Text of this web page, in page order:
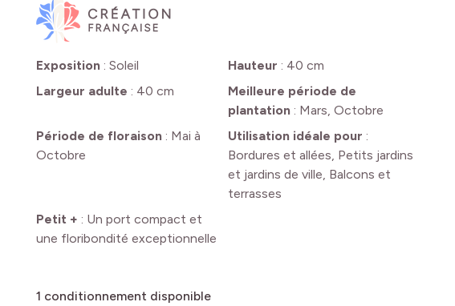
Exposition: Soleil Hauteur : 40 cm
Largeur adulte : 40 cm
Meilleure période de
plantation: Mars, Octobre
Période de floraison: Mai à
Octobre
Utilisation idéale pour :
Bordures et allées, Petits jardins
et jardins de ville, Balcons et
terrasses
Petit + : Un port compact et
une floribondité exceptionnelle
1 conditionnement disponible